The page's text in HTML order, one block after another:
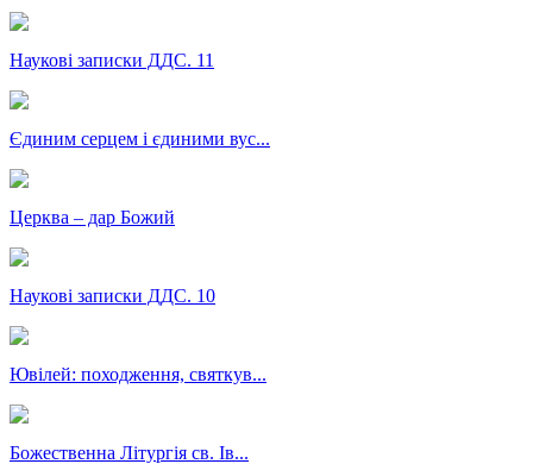
Наукові записки ДДС. 11
Єдиним серцем і єдиними вус...
Церква – дар Божий
Наукові записки ДДС. 10
Ювілей: походження, святкув...
Божественна Літургія св. Ів...